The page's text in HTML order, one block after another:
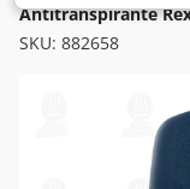
Antitranspirante
SKU: 882658